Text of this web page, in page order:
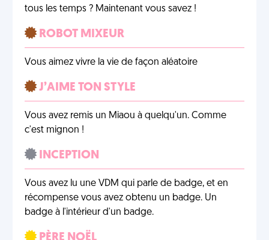
tous les temps ? Maintenant vous savez !
ROBOT MIXEUR
Vous aimez vivre la vie de façon aléatoire
J’AIME TON STYLE
Vous avez remis un Miaou à quelqu'un. Comme
c'est mignon !
INCEPTION
Vous avez lu une VDM qui parle de badge, et en
récompense vous avez obtenu un badge. Un
badge à l'intérieur d'un badge.
PÈRE NOËL